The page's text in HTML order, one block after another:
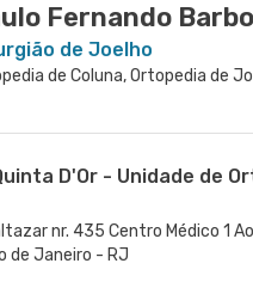
Fernando
de Joelho
D'Or - Unidade de
nr. 435 Centro Médico 1
de Janeiro - RJ